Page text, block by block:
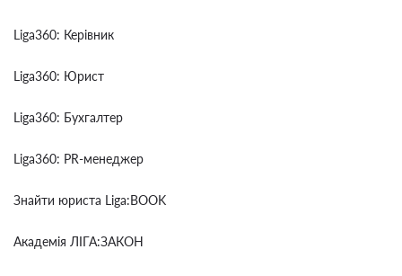
Liga360: Керівник
Liga360: Юрист
Liga360: Бухгалтер
Liga360: PR-менеджер
Знайти юриста Liga:BOOK
Академія ЛІГА:ЗАКОН